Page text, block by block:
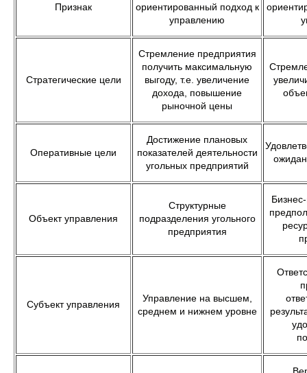
Признак
ориентированный подход к
управлению
Стратегические цели
Стремление предприятия
получить максимальную
выгоду, т.е. увеличение
дохода, повышение
рыночной цены
Оперативные цели
Достижение плановых
показателей деятельности
угольных предприятий
Объект управления
Структурные
подразделения угольного
предприятия
Субъект управления
Управление на высшем,
среднем и нижнем уровне